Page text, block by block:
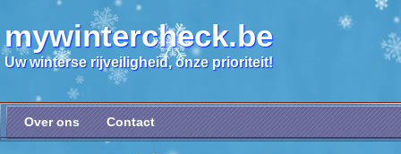
mywintercheck.be
Uw winterse rijveiligheid, onze prioriteit!
Over ons Contact